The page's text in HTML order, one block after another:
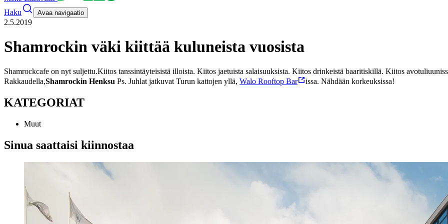
Haku
Avaa navigaatio
2.5.2019
Shamrockin väki kiittää kuluneista vuosista
Shamrockcafe on nyt suljettu.Kiitos tanssintäyteisistä illoista. Kiitos jaetuista salaisuuksista. Kiitos drinkeistä baaritiskillä. Kiitos
Rakkaudella,Shamrockin Henksu Ps. Juhlat jatkuvat Turun kattojen yllä, Walo Rooftop Bar issa. Nähdään korkeuksissa!
KATEGORIAT
Muut
Sinua saattaisi kiinnostaa